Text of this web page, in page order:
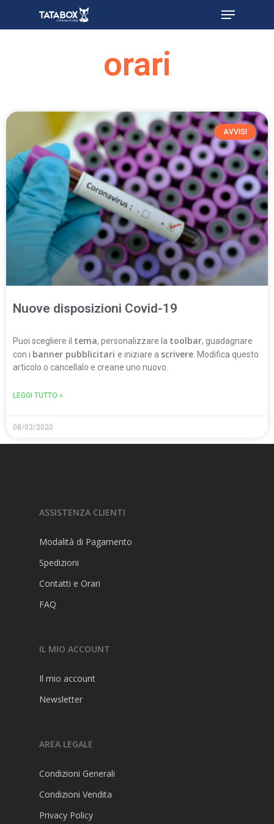
orari
AVVISI
Nuove disposizioni Covid-19
Puoi scegliere il tema, personalizzare la toolbar, guadagnare
con i banner pubblicitari e iniziare a scrivere. Modifica questo
articolo o cancellalo e creane uno nuovo.
LEGGI TUTTO »
08/03/2020
ASSISTENZA CLIENTI
Modalità di Pagamento
Spedizioni
Contatti e Orari
FAQ
IL MIO ACCOUNT
Il mio account
Newsletter
AREA LEGALE
Condizioni Generali
Condizioni Vendita
Privacy Policy
Profilo
Prenota
Esami